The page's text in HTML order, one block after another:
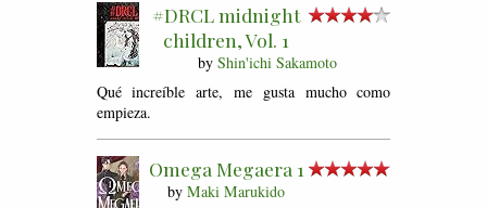
#DRCL midnight
children, Vol. 1
by Shin'ichi Sakamoto
Qué increíble arte, me gusta mucho como
empieza.
Omega Megaera 1
by Maki Marukido